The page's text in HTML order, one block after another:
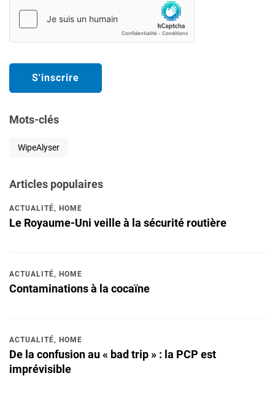
Mots-clés
WipeAlyser
Articles populaires
ACTUALITÉ, HOME
Le Royaume-Uni veille à la sécurité routière
ACTUALITÉ, HOME
Contaminations à la cocaïne
ACTUALITÉ, HOME
De la confusion au « bad trip » : la PCP est
imprévisible